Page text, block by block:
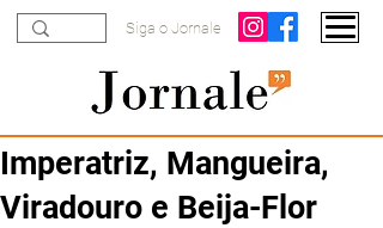
Siga o Jornale
Imperatriz, Mangueira,
Viradouro e Beija-Flor